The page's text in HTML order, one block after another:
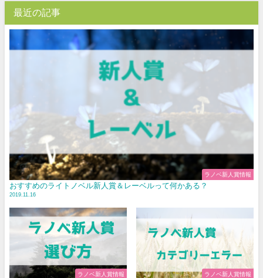
最近の記事
ラノベ新人賞情報
おすすめのライトノベル新人賞＆レーベルって何かある？
2019.11.16
ラノベ新人賞情報 ラノベ新人賞情報